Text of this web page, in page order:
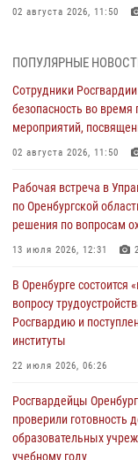
02 августа 2026, 11:50
гражданами по вопросу
службу в Росгвардию и
ведомственные
30 июля 2026, 04:44
Дню Крещения Руси
28 июля 2026, 09:41
Росгвардейцы
27 июля 2026, 14:36
Росгвардейцы
спасен мужчина в
Росгвардейцы
проверили готовность
образовательных
ПОПУЛЯРНЫЕ
Сотрудники
безопасность во время
мероприятий,
02 августа 2026, 11:50
Рабочая встреча в
по Оренбургской
решения по вопросам
13 июля 2026, 12:31 2
В Оренбурге состоится
вопросу
Росгвардию и
институты
22 июля 2026, 06:26
Росгвардейцы
проверили готовность
образовательных
учебному году